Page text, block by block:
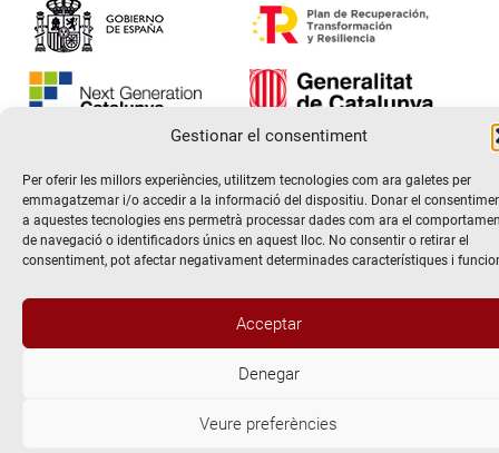
Gestionar el consentiment
Per oferir les millors experiències, utilitzem tecnologies com ara galetes per
emmagatzemar i/o accedir a la informació del dispositiu. Donar el
a aquestes tecnologies ens permetrà processar dades com ara el
de navegació o identificadors únics en aquest lloc. No consentir o retirar el
consentiment, pot afectar negativament determinades característiques i
Acceptar
Denegar
Veure preferències
Avís Legal
Politica de Privacitat i de protecció de dades
Politica de Cookies